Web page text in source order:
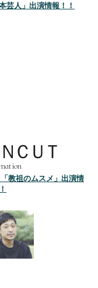
本芸人」出演情報！！
ＣＵＴ
教祖のムスメ」出演情